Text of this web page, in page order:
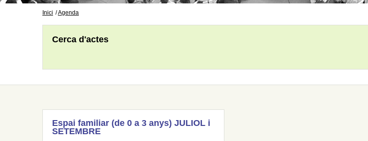
Inici Agenda
Cerca d'actes
Espai familiar (de 0 a 3 anys) JULIOL i
SETEMBRE